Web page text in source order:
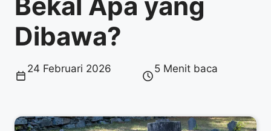
Dibawa?
24 Februari 2026 5 Menit baca